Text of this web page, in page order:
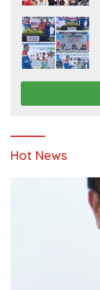
Hot News